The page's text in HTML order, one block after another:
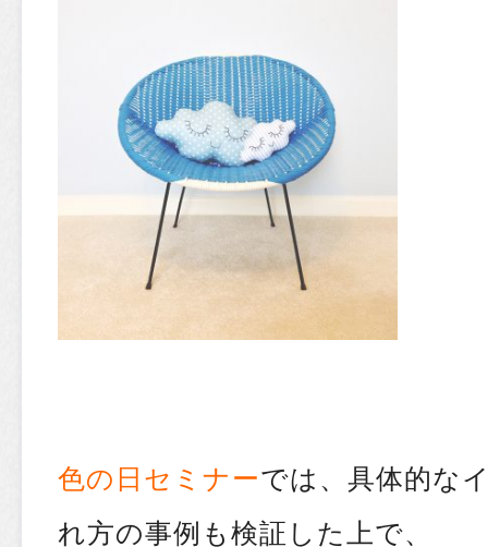
色の日セミナーでは、具体的な
れ方の事例も検証した上で、